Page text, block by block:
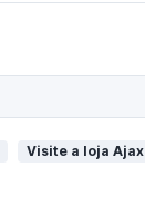
Visite a loja Ajax